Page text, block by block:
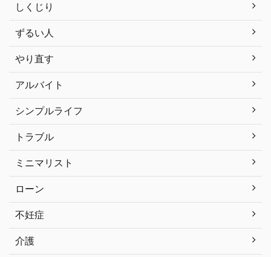
しくじり
ずるい人
やり直す
アルバイト
シンプルライフ
トラブル
ミニマリスト
ローン
不妊症
介護